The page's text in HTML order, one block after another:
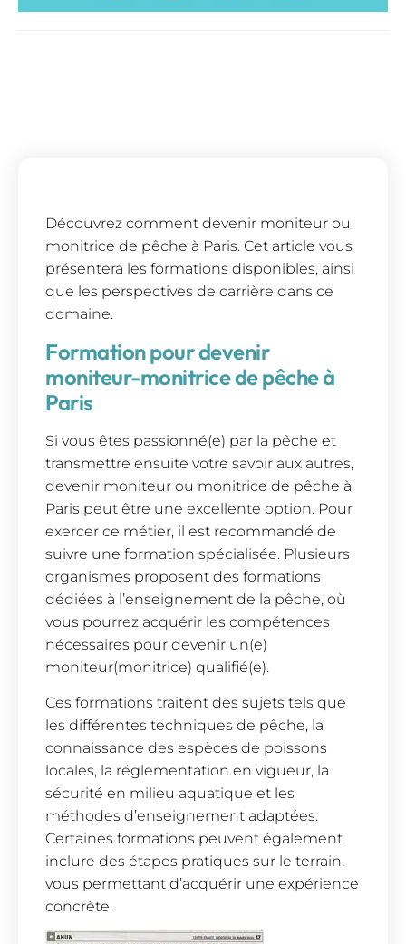
Découvrez comment devenir moniteur ou
monitrice de pêche à Paris. Cet article vous
présentera les formations disponibles, ainsi
que les perspectives de carrière dans ce
domaine.
Formation pour devenir
moniteur-monitrice de pêche à
Paris
Si vous êtes passionné(e) par la pêche et
transmettre ensuite votre savoir aux autres,
devenir moniteur ou monitrice de pêche à
Paris peut être une excellente option. Pour
exercer ce métier, il est recommandé de
suivre une formation spécialisée. Plusieurs
organismes proposent des formations
dédiées à l’enseignement de la pêche, où
vous pourrez acquérir les compétences
nécessaires pour devenir un(e)
moniteur(monitrice) qualifié(e).
Ces formations traitent des sujets tels que
les différentes techniques de pêche, la
connaissance des espèces de poissons
locales, la réglementation en vigueur, la
sécurité en milieu aquatique et les
méthodes d’enseignement adaptées.
Certaines formations peuvent également
inclure des étapes pratiques sur le terrain,
vous permettant d’acquérir une expérience
concrète.